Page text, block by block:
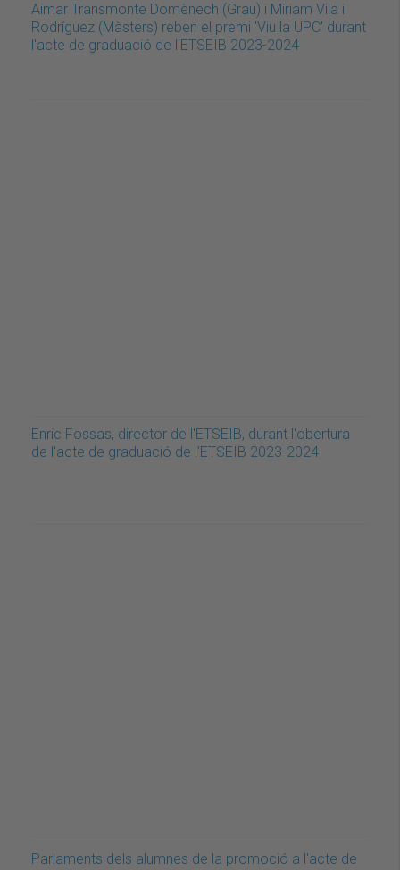
Aimar Transmonte Domènech (Grau) i Miriam Vila i
Rodríguez (Màsters) reben el premi 'Viu la UPC' durant
l'acte de graduació de l'ETSEIB 2023-2024
Enric Fossas, director de l'ETSEIB, durant l'obertura
de l'acte de graduació de l’ETSEIB 2023-2024
Parlaments dels alumnes de la promoció a l'acte de